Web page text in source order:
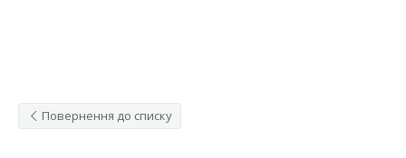
Повернення до списку